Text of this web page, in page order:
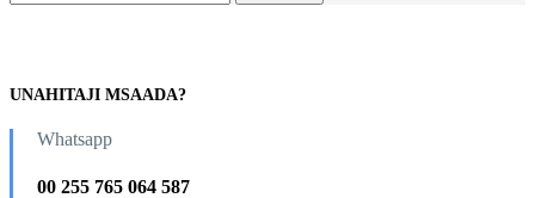
UNAHITAJI MSAADA?
Whatsapp
00 255 765 064 587